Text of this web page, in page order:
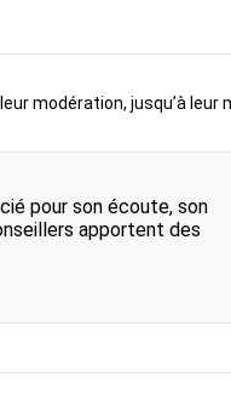
modération, jusqu’à leur
pour son écoute, son
apportent des